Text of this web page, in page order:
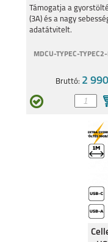
Támogatja a
(3A) és a nagy
adatátvitelt.
MDCU-TYPEC-
Bruttó: 2